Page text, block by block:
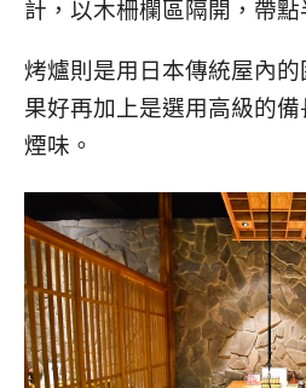
計，以木柵欄區隔開，帶點
烤爐則是用日本傳統屋內
果好再加上是選用高級的
煙味。